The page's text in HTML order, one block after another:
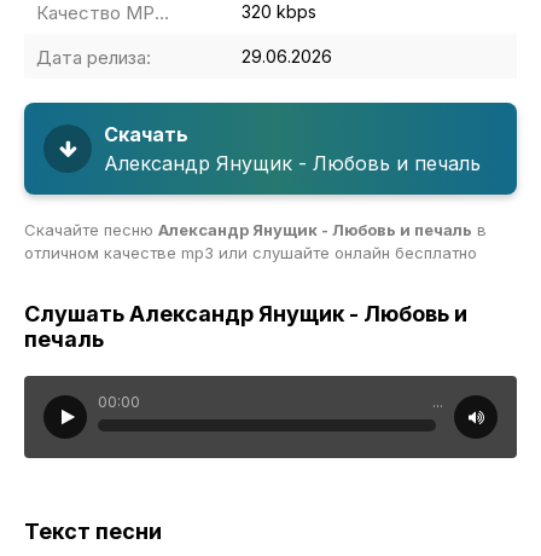
Качество MP3: 320 kbps
Дата релиза: 29.06.2026
Скачать
Александр Янущик - Любовь и печаль
Скачайте песню Александр Янущик - Любовь и печаль в
отличном качестве mp3 или слушайте онлайн бесплатно
Слушать Александр Янущик - Любовь и
печаль
00:00 ...
Текст песни